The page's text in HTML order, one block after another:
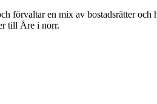
förvaltar en mix av bostadsrätter
till Åre i norr.